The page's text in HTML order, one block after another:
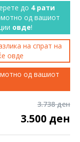
до 4 рати
од вашиот
овде!
на спрат на
овде
од вашиот
3.738 ден
3.500 ден